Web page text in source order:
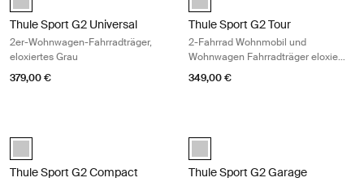
Thule Sport G2 Universal
2er-Wohnwagen-Fahrradträger,
eloxiertes Grau
379,00 €
Thule Sport G2 Tour
2-Fahrrad Wohnmobil und
Wohnwagen Fahrradträger eloxiert
grau
349,00 €
Thule Sport G2 Compact Eloxiert (selected)
Thule Sport G2 Compact
anodised (selected)
Thule Sport G2 Garage